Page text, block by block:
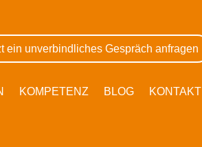
ein unverbindliches Gespräch anfragen
KOMPETENZ BLOG KONTAKT